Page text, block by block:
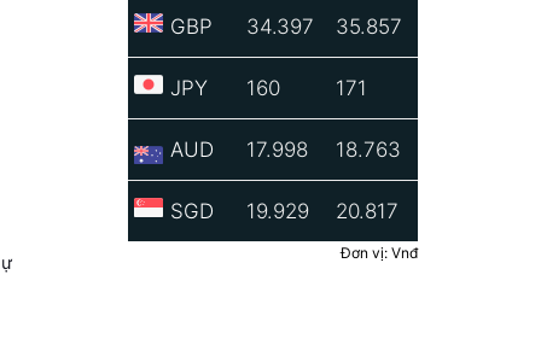
GBP 34.397 35.857
JPY 160 171
AUD 17.998 18.763
SGD 19.929 20.817
Đơn vị: Vnđ